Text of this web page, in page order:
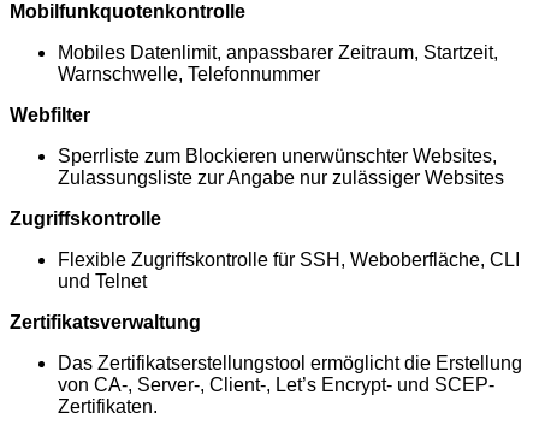
Mobilfunkquotenkontrolle
Mobiles Datenlimit, anpassbarer Zeitraum, Startzeit,
Warnschwelle, Telefonnummer
Webfilter
Sperrliste zum Blockieren unerwünschter Websites,
Zulassungsliste zur Angabe nur zulässiger Websites
Zugriffskontrolle
Flexible Zugriffskontrolle für SSH, Weboberfläche, CLI
und Telnet
Zertifikatsverwaltung
Das Zertifikatserstellungstool ermöglicht die Erstellung
von CA-, Server-, Client-, Let’s Encrypt- und SCEP-
Zertifikaten.